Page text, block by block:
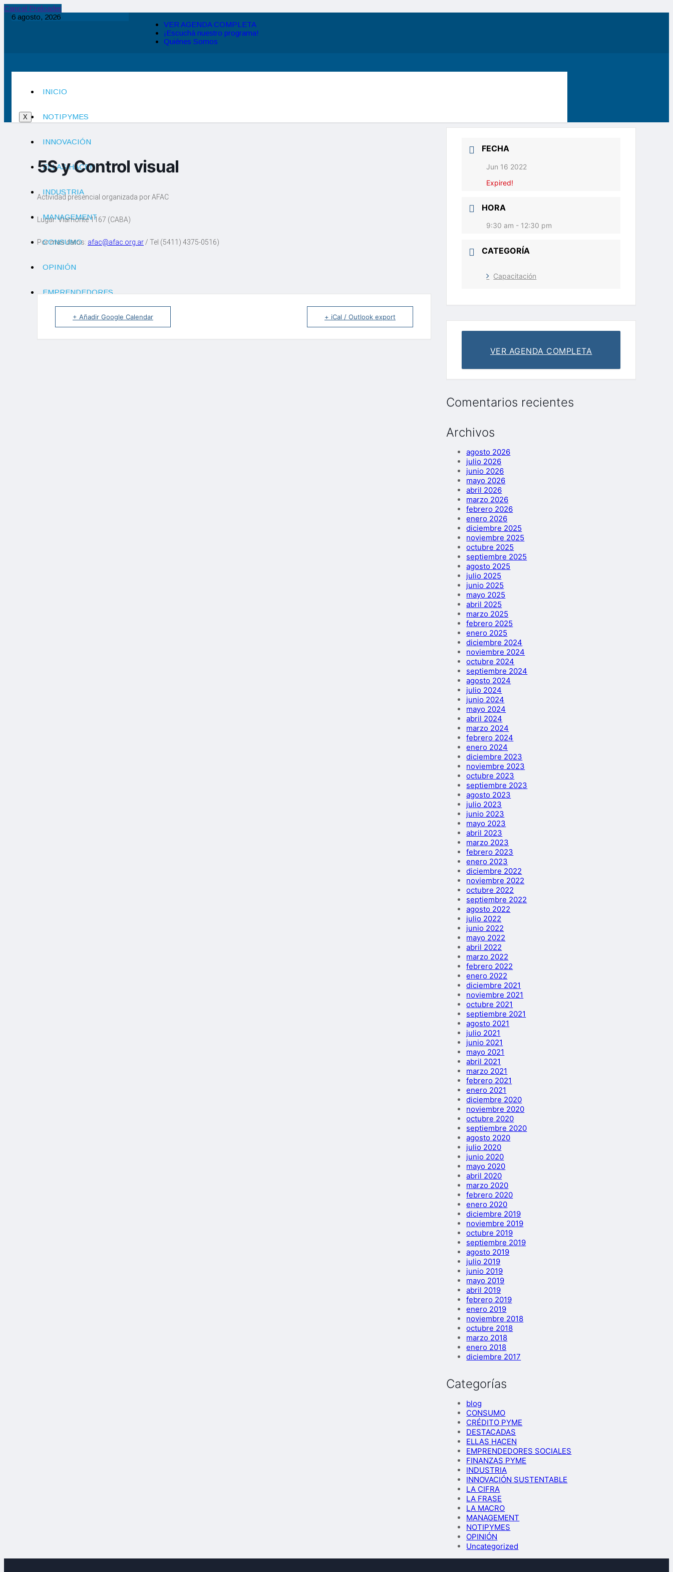
Cancel Preloader
6 agosto, 2026
VER AGENDA COMPLETA
¡Escuchá nuestro programa!
Quiénes Somos
INICIO
NOTIPYMES
INNOVACIÓN
ELLAS HACEN
INDUSTRIA
MANAGEMENT
CONSUMO
OPINIÓN
EMPRENDEDORES
X
5S y Control visual
Actividad presencial organizada por AFAC
Lugar: Viamonte 1167 (CABA)
Por mas datos: afac@afac.org.ar / Tel (5411) 4375-0516)
+ Añadir Google Calendar + iCal / Outlook export
FECHA
Jun 16 2022
Expired!
HORA
9:30 am - 12:30 pm
CATEGORÍA
Capacitación
VER AGENDA COMPLETA
Comentarios recientes
Archivos
agosto 2026
julio 2026
junio 2026
mayo 2026
abril 2026
marzo 2026
febrero 2026
enero 2026
diciembre 2025
noviembre 2025
octubre 2025
septiembre 2025
agosto 2025
julio 2025
junio 2025
mayo 2025
abril 2025
marzo 2025
febrero 2025
enero 2025
diciembre 2024
noviembre 2024
octubre 2024
septiembre 2024
agosto 2024
julio 2024
junio 2024
mayo 2024
abril 2024
marzo 2024
febrero 2024
enero 2024
diciembre 2023
noviembre 2023
octubre 2023
septiembre 2023
agosto 2023
julio 2023
junio 2023
mayo 2023
abril 2023
marzo 2023
febrero 2023
enero 2023
diciembre 2022
noviembre 2022
octubre 2022
septiembre 2022
agosto 2022
julio 2022
junio 2022
mayo 2022
abril 2022
marzo 2022
febrero 2022
enero 2022
diciembre 2021
noviembre 2021
octubre 2021
septiembre 2021
agosto 2021
julio 2021
junio 2021
mayo 2021
abril 2021
marzo 2021
febrero 2021
enero 2021
diciembre 2020
noviembre 2020
octubre 2020
septiembre 2020
agosto 2020
julio 2020
junio 2020
mayo 2020
abril 2020
marzo 2020
febrero 2020
enero 2020
diciembre 2019
noviembre 2019
octubre 2019
septiembre 2019
agosto 2019
julio 2019
junio 2019
mayo 2019
abril 2019
febrero 2019
enero 2019
noviembre 2018
octubre 2018
marzo 2018
enero 2018
diciembre 2017
Categorías
blog
CONSUMO
CRÉDITO PYME
DESTACADAS
ELLAS HACEN
EMPRENDEDORES SOCIALES
FINANZAS PYME
INDUSTRIA
INNOVACIÓN SUSTENTABLE
LA CIFRA
LA FRASE
LA MACRO
MANAGEMENT
NOTIPYMES
OPINIÓN
Uncategorized